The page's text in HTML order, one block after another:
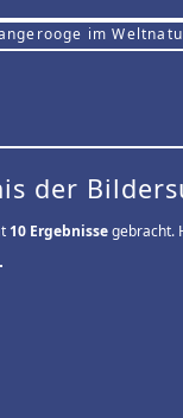
im
der
10 Ergebnissegebracht.